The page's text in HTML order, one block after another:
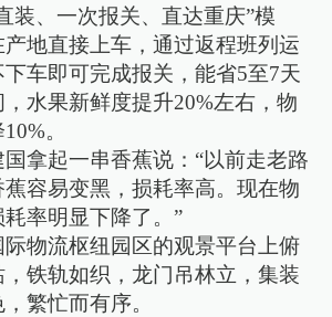
装、一次报关、直达重庆”模
地直接上车，通过返程班列运
车即可完成报关，能省5至7天
水果新鲜度提升20%左右，物
。
拿起一串香蕉说：“以前走老路
容易变黑，损耗率高。现在物
率明显下降了。”
物流枢纽园区的观景平台上俯
铁轨如织，龙门吊林立，集装
繁忙而有序。